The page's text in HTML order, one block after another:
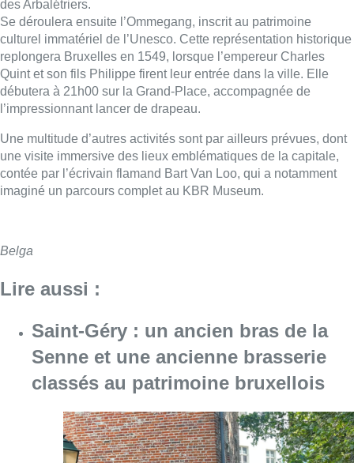
des Arbalétriers.
Se déroulera ensuite l’Ommegang, inscrit au patrimoine
culturel immatériel de l’Unesco. Cette représentation historique
replongera Bruxelles en 1549, lorsque l’empereur Charles
Quint et son fils Philippe firent leur entrée dans la ville. Elle
débutera à 21h00 sur la Grand-Place, accompagnée de
l’impressionnant lancer de drapeau.
Une multitude d’autres activités sont par ailleurs prévues, dont
une visite immersive des lieux emblématiques de la capitale,
contée par l’écrivain flamand Bart Van Loo, qui a notamment
imaginé un parcours complet au KBR Museum.
Belga
Lire aussi :
Saint-Géry : un ancien bras de la
Senne et une ancienne brasserie
classés au patrimoine bruxellois